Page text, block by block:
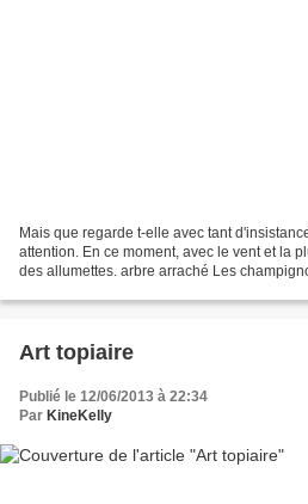
Mais que regarde t-elle avec tant
attention. En ce moment, avec le vent et la
des allumettes. arbre arraché Les
Art topiaire
Publié le 12/06/2013 à 22:34
Par KineKelly